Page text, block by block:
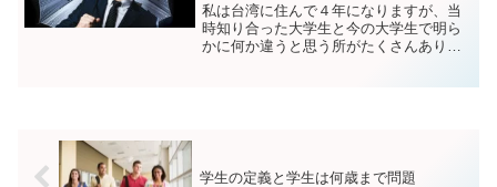
私は台湾に住んで４年になりますが、当
時知り合った大学生と今の大学生で明ら
かに何か違うと思う所がたくさんありま
学生の定義と学生は何歳まで問題